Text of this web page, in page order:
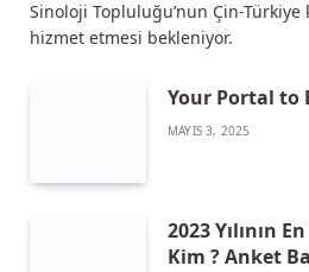
Sinoloji Topluluğu’nun Çin-
hizmet etmesi bekleniyor.
Your Portal to
MAYIS 3, 2025
2023 Yılının
Kim ? Anket